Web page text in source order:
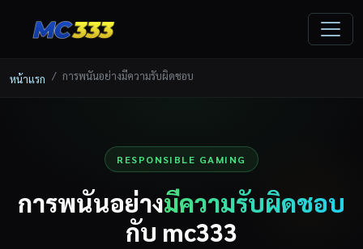
หน้าแรก การพนันอย่างมีความรับผิดชอบ
RESPONSIBLE GAMING
การพนันอย่างมีความรับผิดชอบ
กับ mc333